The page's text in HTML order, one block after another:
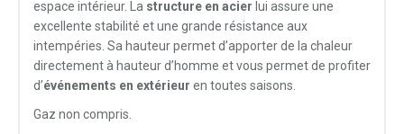
espace intérieur. La structure en acier lui assure une
excellente stabilité et une grande résistance aux
intempéries. Sa hauteur permet d’apporter de la chaleur
directement à hauteur d’homme et vous permet de profiter
d’événements en extérieur en toutes saisons.
Gaz non compris.